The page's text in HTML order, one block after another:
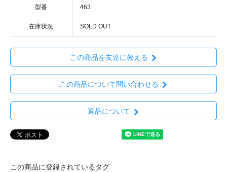
型番 463
在庫状況 SOLD OUT
この商品を友達に教える
この商品について問い合わせる
返品について
この商品に登録されているタグ